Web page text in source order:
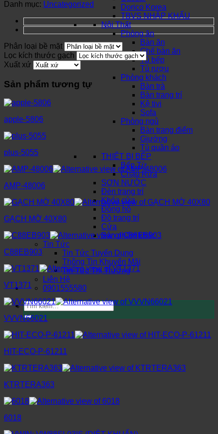
Dorico Korea
TBVS NHẬP KHẨU
Nội Thất
Phòng ăn
Bàn ăn
Ghế bàn ăn
Tủ bếp
Tủ rượu
Phòng khách
Bàn trà
Bàn trang trí
Kệ tivi
Sofa
Phòng ngủ
Bàn trang điểm
Giường
Tủ quần áo
THIẾT BỊ BẾP
Bếp Từ
Chậu Rửa
SƠN NƯỚC
Đèn trang trí
Khóa cửa
Đồng hồ
Đồ trang trí
Cửa
Sản phẩm khác
Tin Tức
Tin Tức Tuyển Dụng
Thông Tin Khuyến Mãi
Tin Tức Thị Trường
Liên Hệ
0901555580
Tìm
kiếm:
Danh mục: Uncategorized
Phân loại bề mặt
Lọc kích thước gạch
Xuất xứ
Sản phẩm tương tự
apple-5806
plus-5055
AMP-48006
GẠCH MỜ 40X80
C88EB903
VT1371
VVVN66021
HIT-ECO-P-61211
KTRTERA363
6018